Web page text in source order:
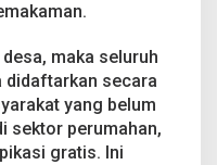
maka seluruh
didaftarkan secara
yang belum
sektor perumahan,
gratis. Ini